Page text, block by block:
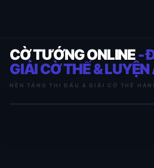
CỜ TƯỚNG ONLINE-
GIẢI CỜ THẾ & LUYỆN
NỀN TẢNG THI ĐẤU & GIẢI CỜ THẾ